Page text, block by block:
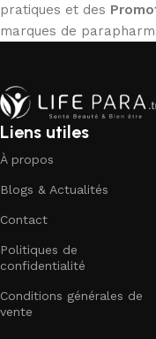
pratiques et des
marques de
Liens utiles
À propos
Blogs & Actualités
Contact
Politiques de
confidentialité
Conditions générales de
vente